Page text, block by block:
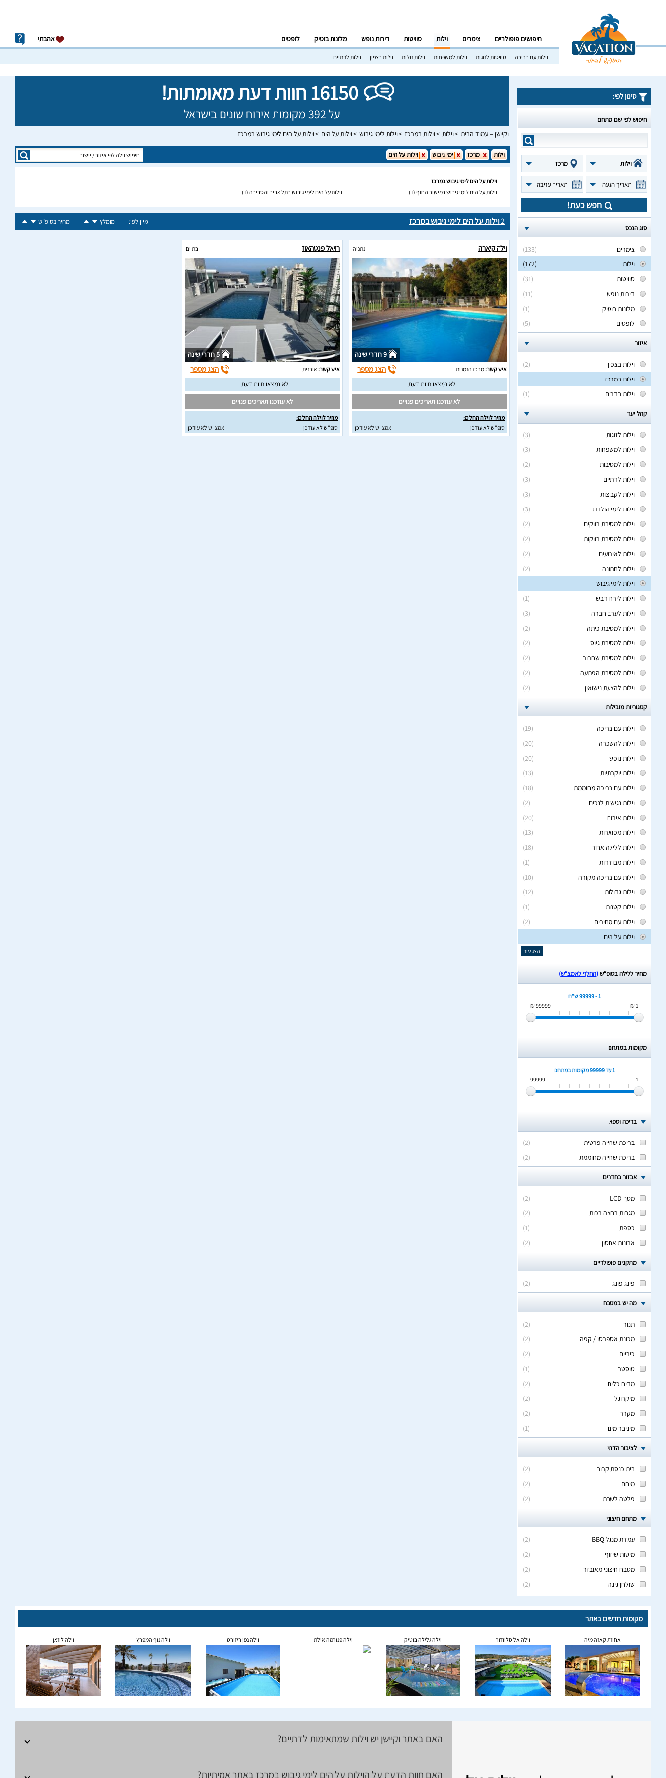
חיפושים פופולריים צימרים וילות סוויטות דירות נופש מלונות בוטיק לופטים אהבתי
וילות עם בריכה סוויטות לזוגות וילות למשפחות וילות זולות וילות בצפון וילות לדתיים
16150 חוות דעת מאומתות!
על 392 מקומות אירוח שונים בישראל
וקיישן – עמוד הבית וילות וילות במרכז וילות לימי גיבוש וילות על הים וילות על הים לימי גיבוש במרכז
סינון לפי:
חיפוש לפי שם מתחם
וילות מרכז
תאריך הגעה תאריך עזיבה
חפש כעת!
סוג הנכס
(133)
צימרים
(172)
וילות
(31)
סוויטות
(11)
דירות נופש
(1)
מלונות בוטיק
(5)
לופטים
איזור
(2)
וילות בצפון
וילות במרכז
(1)
וילות בדרום
קהל יעד
(3)
וילות לזוגות
(3)
וילות למשפחות
(2)
וילות למסיבות
(3)
וילות לדתיים
(3)
וילות לקבוצות
(3)
וילות לימי הולדת
(2)
וילות למסיבת רווקים
(2)
וילות למסיבת רווקות
(2)
וילות לאירועים
(2)
וילות לחתונה
וילות לימי גיבוש
(1)
וילות לירח דבש
(3)
וילות לערב חברה
(2)
וילות למסיבת כיתה
(2)
וילות למסיבת גיוס
(2)
וילות למסיבת שחרור
(2)
וילות למסיבת הפתעה
(2)
וילות להצעת נישואין
קטגוריות מובילות
(19)
וילות עם בריכה
(20)
וילות להשכרה
(20)
וילות נופש
(13)
וילות יוקרתיות
(18)
וילות עם בריכה מחוממת
(2)
וילות נגישות לנכים
(20)
וילות אירוח
(13)
וילות מפוארות
(18)
וילות ללילה אחד
(1)
וילות מבודדות
(10)
וילות עם בריכה מקורה
(12)
וילות גדולות
(1)
וילות קטנות
(2)
וילות עם מחירים
וילות על הים
הצג עוד
מחיר ללילה בסופ“ש(החלף לאמצ“ש)
1 - 99999 ש"ח
1 ₪
99999 ₪
מקומות במתחם
1 עד 99999
מקומות במתחם
1
99999
בריכה וספא
(
2
)
בריכת שחייה פרטית
(
2
) בריכת שחייה מחוממת
אבזור בחדרים
(
2
)
מסך LCD
(
2
)
מגבות רחצה רכות
(
1
)
כספת
(
2
) ארונות אחסון
מתקנים פופולריים
(
2
) פינג פונג
מה יש במטבח
(
2
)
תנור
(
2
)
מכונת אספרסו / קפה
(
2
)
כיריים
(
1
)
טוסטר
(
2
)
מדיח כלים
(
2
)
מיקרוגל
(
2
)
מקרר
(
1
) מיניבר מים
לציבור הדתי
(
2
)
בית כנסת קרוב
(
2
)
מיחם
(
2
) פלטה לשבת
מתחם חיצוני
(
2
)
עמדת מנגל BBQ
(
2
)
מיטות שיזוף
(
2
)
מטבח חיצוני מאובזר
(
2
) שולחן גינה
וילות מרכז ימי גיבוש וילות על הים
וילות על הים לימי גיבוש במרכז
וילות על הים לימי גיבוש במישור החוף (1) וילות על הים לימי גיבוש בתל אביב והסביבה (1)
2וילות על הים לימי גיבוש במרכז מיין לפי: מומלץ מחיר בסופ"ש
וילה קיארה נתניה
9 חדרי שינה
איש קשר:מרכז הזמנות הצג מספר
לא נמצאו חוות דעת
לא עודכנו תאריכים פנויים
מחיר לוילה החל מ:
סופ"ש לא עודכן
אמצ"ש לא עודכן
רויאל פנטהאוז בת ים
5 חדרי שינה
איש קשר: אורנית הצג מספר
לא נמצאו חוות דעת
לא עודכנו תאריכים פנויים
מחיר לוילה החל מ:
סופ"ש לא עודכן
אמצ"ש לא עודכן
מקומות חדשים באתר
אחוזת קאזה מיה וילה אל סלוודור וילה גלילה בוטיק וילה פנורמה אילת וילה גפן ריזורט וילה נוף המפרץ וילה לוזאן
האם באתר וקיישן יש וילות שמתאימות לדתיים?
האם חוות הדעת על הוילות על הים לימי גיבוש במרכז באתר אמיתיות?